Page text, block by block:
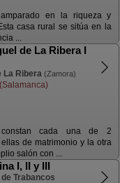
en la riqueza y
casa rural se sitúa en la
...
de La Ribera I
La Ribera (Zamora)
cada una de 2
de matrimonio y la otra
salón con ...
I, II y III
Trabancos